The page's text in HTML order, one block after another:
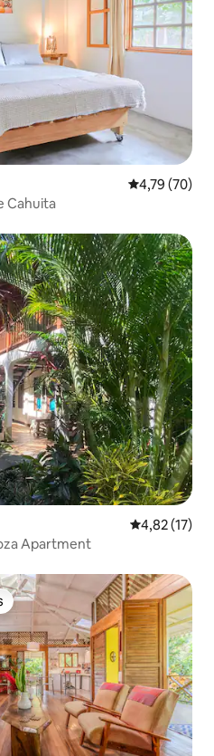
Évaluation
4,79 (70)
Cahuita
Évaluation
4,82 (17)
Apartment
plus appréciés